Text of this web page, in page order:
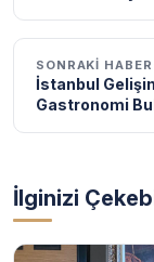
SONRAKI HABER
İstanbul
Gastronomi
İlginizi